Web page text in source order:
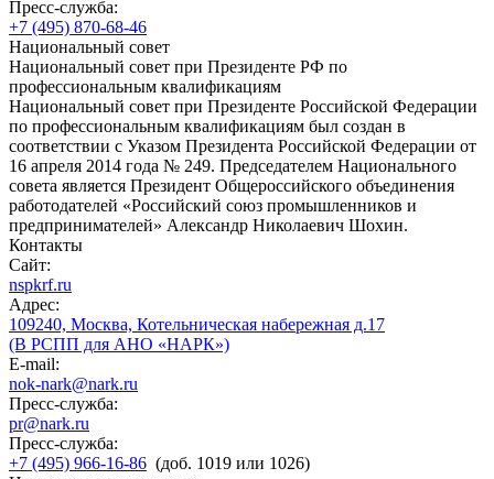
Пресс-служба:
+7 (495) 870-68-46
Национальный совет
Национальный совет при Президенте РФ по
профессиональным квалификациям
Национальный совет при Президенте Российской Федерации
по профессиональным квалификациям был создан в
соответствии с Указом Президента Российской Федерации от
16 апреля 2014 года № 249. Председателем Национального
совета является Президент Общероссийского объединения
работодателей «Российский союз промышленников и
предпринимателей» Александр Николаевич Шохин.
Контакты
Сайт:
nspkrf.ru
Адрес:
109240, Москва, Котельническая набережная д.17
(В РСПП для АНО «НАРК»)
E-mail:
nok-nark@nark.ru
Пресс-служба:
pr@nark.ru
Пресс-служба:
+7 (495) 966-16-86 (доб. 1019 или 1026)